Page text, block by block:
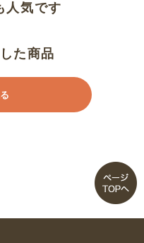
人気です
た商品